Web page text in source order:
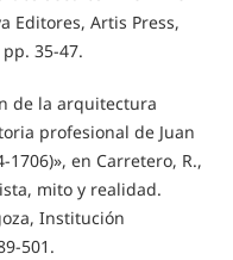
Editores, Artis Press,
35-47.
de la arquitectura
profesional de Juan
en Carretero, R.,
mito y realidad.
Institución
501.